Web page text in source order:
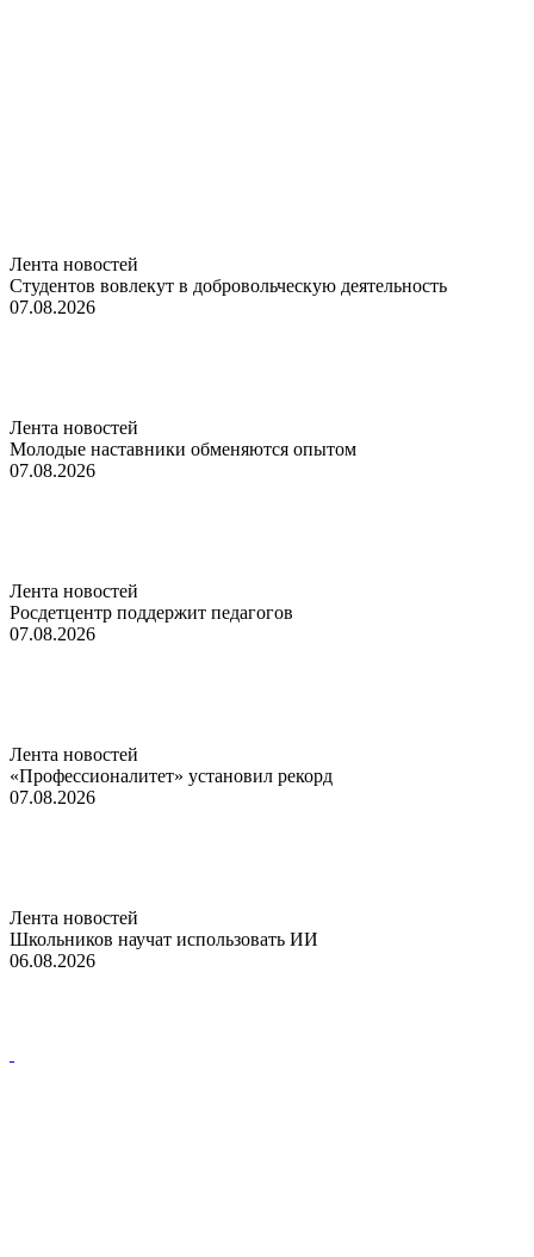
Лента новостей
Студентов вовлекут в добровольческую деятельность
07.08.2026
Лента новостей
Молодые наставники обменяются опытом
07.08.2026
Лента новостей
Росдетцентр поддержит педагогов
07.08.2026
Лента новостей
«Профессионалитет» установил рекорд
07.08.2026
Лента новостей
Школьников научат использовать ИИ
06.08.2026